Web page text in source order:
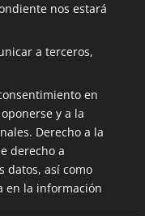
nos estará
a terceros,
en
y a la
Derecho a la
derecho a
datos, así como
en la información